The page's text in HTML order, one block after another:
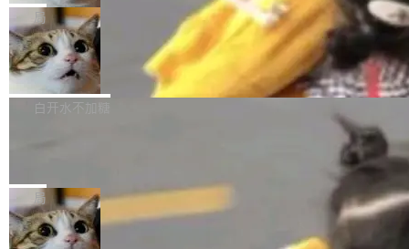
提升： 原生支持4K图像生成； 更精细的局部纹
理、细节与真实世界质感； 更准确的中英文文字
生成与复杂版式组织； 更稳定的图...
是 Ubuntu 专有的，不会用在其他发行版上。」
所以 deb 版本的受众实际上为零。既然只有 Ub
untu 用户在用，那用 snap 打包就没什么可纠结
的。 从 deb 到 snap 的迁移路径 hwctl 是 rust-
hwlib 硬件 API 库的一部分，命令行工具负责查
隔了几天。 Lilian Weng 上周刚宣布因健康原因
离开 Thinking Machines Lab，说自己作为联合
创始人的角色「太累了」。几天后，The Inform
ation 就曝出她将重回 OpenAI，负责递归自我
改进方向的研究。她是 Thinking Machines 过
一在人才争夺战中失血的公司。六月，Google
连失两员大将：Noam Shazeer 去了 Op...
局
FFmpeg 9.0 发布
FFmpeg 9.0 现已发布，包含多项改进。官方更
新日志列出的 9.0 版本主要更新内容如下： 扩
er HE-AAC 960 解码 (DAB+) transpose_cuda
filter 添加 AMF Frame Rate Converter (vf_frc
_amf) filter SMPTE 2094-50 元数据支持和直
白开水不加糖
Code 在 X 上发帖：「DeepSeek Flash did 8T
tokens on August 1st. 5T of free usage + 3T
on OpenCode Go.」79.8 万次浏览，连带着 #
局
NetBSD 11.0 正式发布